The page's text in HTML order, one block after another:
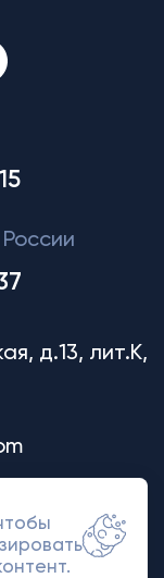
д.13, лит.К,